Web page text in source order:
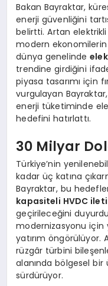
Bakan Bayraktar,
enerji güvenliğini
belirtti. Artan elektrikli
modern
dünya genelinde
trendine girdiğini
piyasa tasarımı için
vurgulayan
enerji tüketiminde
hedefini hatırlattı.
30 Milyar
Türkiye’nin
kadar üç katına
Bayraktar, bu
kapasiteli HVDC
geçirileceğini
modernizasyonu için
yatırım öngörülüyor.
rüzgâr türbini
alanında bölgesel
sürdürüyor.